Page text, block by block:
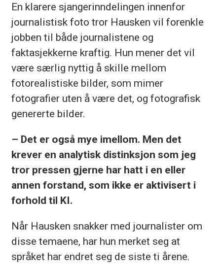
En klarere sjangerinndelingen innenfor
journalistisk foto tror Hausken vil forenkle
jobben til både journalistene og
faktasjekkerne kraftig. Hun mener det vil
være særlig nyttig å skille mellom
fotorealistiske bilder, som mimer
fotografier uten å være det, og fotografisk
genererte bilder.
– Det er også mye imellom. Men det
krever en analytisk distinksjon som jeg
tror pressen gjerne har hatt i en eller
annen forstand, som ikke er aktivisert i
forhold til KI.
Når Hausken snakker med journalister om
disse temaene, har hun merket seg at
språket har endret seg de siste ti årene.